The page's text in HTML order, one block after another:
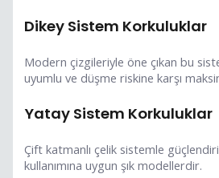
Dikey Sistem Korkuluklar
Modern çizgileriyle öne çıkan bu
uyumlu ve düşme riskine karşı
Yatay Sistem Korkuluklar
Çift katmanlı çelik sistemle
kullanımına uygun şık modellerdir.